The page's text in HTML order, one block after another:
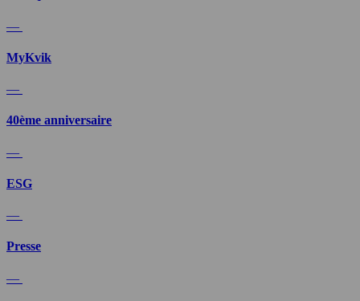
—
MyKvik
—
40ème anniversaire
—
ESG
—
Presse
—